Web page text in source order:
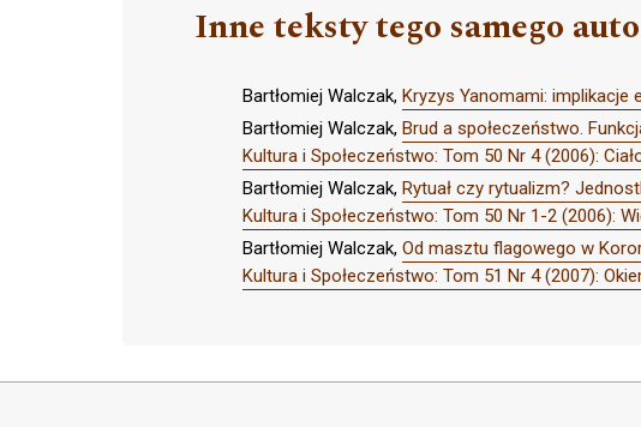
Inne teksty tego samego
Bartłomiej Walczak, Kryzys Yanomami:
Bartłomiej Walczak, Brud a społeczeństwo.
Kultura i Społeczeństwo: Tom 50 Nr 4 (2006):
Bartłomiej Walczak, Rytuał czy rytualizm?
Kultura i Społeczeństwo: Tom 50 Nr 1-2 (2006):
Bartłomiej Walczak, Od masztu flagowego w
Kultura i Społeczeństwo: Tom 51 Nr 4 (2007):